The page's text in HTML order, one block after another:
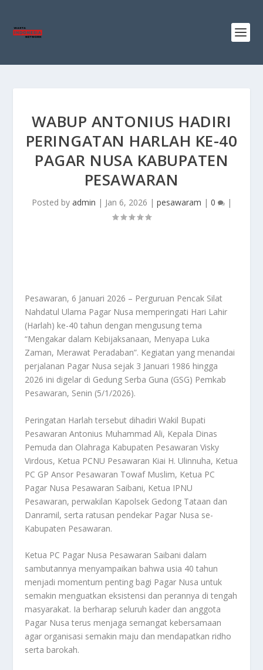
WABUP ANTONIUS HADIRI
PERINGATAN HARLAH KE-40
PAGAR NUSA KABUPATEN
PESAWARAN
Posted by admin | Jan 6, 2026 | pesawaram | 0 |
Pesawaran, 6 Januari 2026 – Perguruan Pencak Silat
Nahdatul Ulama Pagar Nusa memperingati Hari Lahir
(Harlah) ke-40 tahun dengan mengusung tema
“Mengakar dalam Kebijaksanaan, Menyapa Luka
Zaman, Merawat Peradaban”. Kegiatan yang menandai
perjalanan Pagar Nusa sejak 3 Januari 1986 hingga
2026 ini digelar di Gedung Serba Guna (GSG) Pemkab
Pesawaran, Senin (5/1/2026).
Peringatan Harlah tersebut dihadiri Wakil Bupati
Pesawaran Antonius Muhammad Ali, Kepala Dinas
Pemuda dan Olahraga Kabupaten Pesawaran Visky
Virdous, Ketua PCNU Pesawaran Kiai H. Ulinnuha, Ketua
PC GP Ansor Pesawaran Towaf Muslim, Ketua PC
Pagar Nusa Pesawaran Saibani, Ketua IPNU
Pesawaran, perwakilan Kapolsek Gedong Tataan dan
Danramil, serta ratusan pendekar Pagar Nusa se-
Kabupaten Pesawaran.
Ketua PC Pagar Nusa Pesawaran Saibani dalam
sambutannya menyampaikan bahwa usia 40 tahun
menjadi momentum penting bagi Pagar Nusa untuk
semakin menguatkan eksistensi dan perannya di tengah
masyarakat. Ia berharap seluruh kader dan anggota
Pagar Nusa terus menjaga semangat kebersamaan
agar organisasi semakin maju dan mendapatkan ridho
serta barokah.